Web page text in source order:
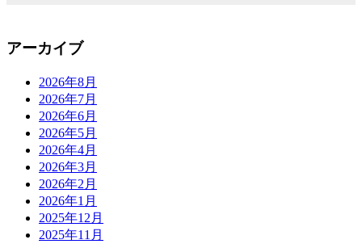
アーカイブ
2026年8月
2026年7月
2026年6月
2026年5月
2026年4月
2026年3月
2026年2月
2026年1月
2025年12月
2025年11月